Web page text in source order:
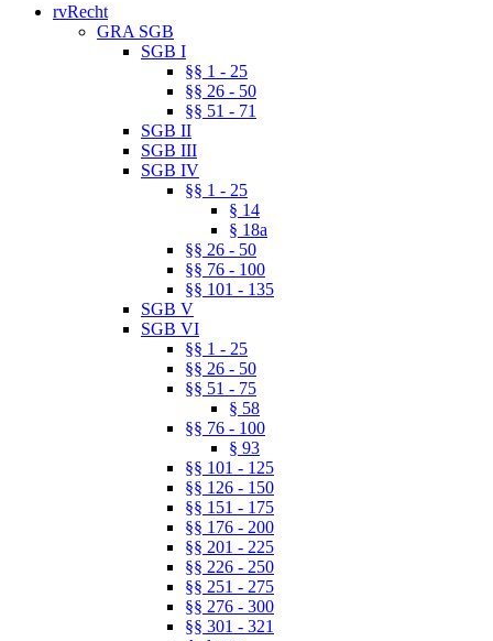
rvRecht
GRA SGB
SGB I
§§ 1 - 25
§§ 26 - 50
§§ 51 - 71
SGB II
SGB III
SGB IV
§§ 1 - 25
§ 14
§ 18a
§§ 26 - 50
§§ 76 - 100
§§ 101 - 135
SGB V
SGB VI
§§ 1 - 25
§§ 26 - 50
§§ 51 - 75
§ 58
§§ 76 - 100
§ 93
§§ 101 - 125
§§ 126 - 150
§§ 151 - 175
§§ 176 - 200
§§ 201 - 225
§§ 226 - 250
§§ 251 - 275
§§ 276 - 300
§§ 301 - 321